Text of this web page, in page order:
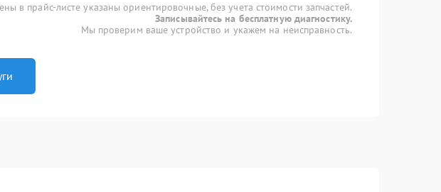
в прайс-листе указаны ориентировочные, без учета стоимости запчастей.
Записывайтесь на бесплатную диагностику.
Мы проверим ваше устройство и укажем на неисправность.